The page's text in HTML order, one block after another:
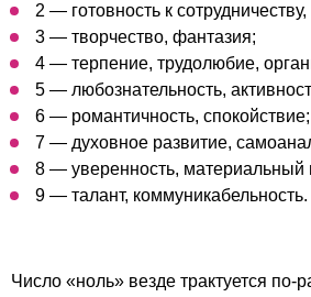
2 — готовность к сотрудничеству,
3 — творчество, фантазия;
4 — терпение, трудолюбие,
5 — любознательность,
6 — романтичность, спокойствие;
7 — духовное развитие,
8 — уверенность, материальный
9 — талант, коммуникабельность.
Число «ноль» везде трактуется